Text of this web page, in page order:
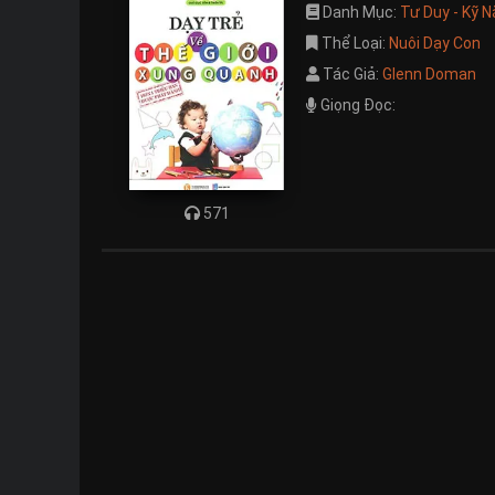
571
Danh Mục: Tư Duy - Kỹ
Thể Loại: Nuôi Dạy Con
Tác Giả: Glenn Doman
Giọng Đọc: